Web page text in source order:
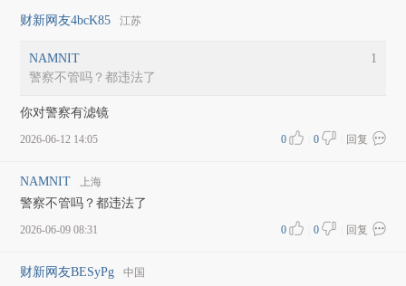
财新网友4bcK85 江苏
NAMNIT
警察不管吗？都违法了
1
你对警察有滤镜
2026-06-12 14:05 回复
0
0
NAMNIT 上海
警察不管吗？都违法了
2026-06-09 08:31 回复
0
0
财新网友BESyPg 中国